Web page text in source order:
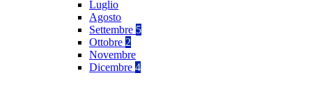
Luglio
Agosto
Settembre 5
Ottobre 2
Novembre
Dicembre 4